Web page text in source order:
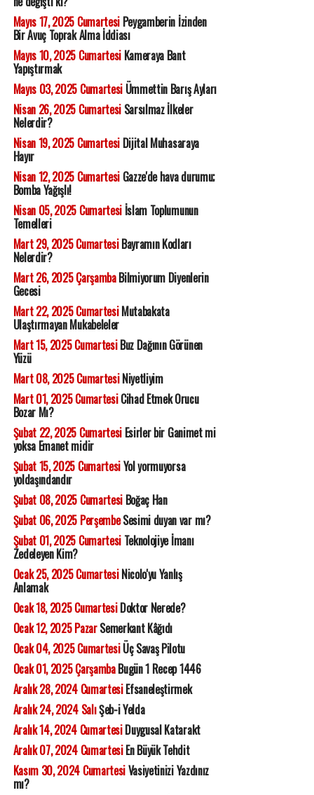
Mayıs 17, 2025 CumartesiPeygamberin İzinden
Bir Avuç Toprak Alma İddiası
Mayıs 10, 2025 CumartesiKameraya Bant
Yapıştırmak
Mayıs 03, 2025 CumartesiÜmmettin Barış Ayları
Nisan 26, 2025 CumartesiSarsılmaz İlkeler
Nelerdir?
Nisan 19, 2025 CumartesiDijital Muhasaraya
Hayır
Nisan 12, 2025 CumartesiGazze'de hava durumu;
Bomba Yağışlı!
Nisan 05, 2025 Cumartesiİslam Toplumunun
Temelleri
Mart 29, 2025 CumartesiBayramın Kodları
Nelerdir?
Mart 26, 2025 ÇarşambaBilmiyorum Diyenlerin
Gecesi
Mart 22, 2025 CumartesiMutabakata
Ulaştırmayan Mukabeleler
Mart 15, 2025 CumartesiBuz Dağının Görünen
Yüzü
Mart 08, 2025 CumartesiNiyetliyim
Mart 01, 2025 CumartesiCihad Etmek Orucu
Bozar Mı?
Şubat 22, 2025 CumartesiEsirler bir Ganimet mi
yoksa Emanet midir
Şubat 15, 2025 CumartesiYol yormuyorsa
yoldaşındandır
Şubat 08, 2025 CumartesiBoğaç Han
Şubat 06, 2025 PerşembeSesimi duyan var mı?
Şubat 01, 2025 CumartesiTeknolojiye İmanı
Zedeleyen Kim?
Ocak 25, 2025 CumartesiNicolo'yu Yanlış
Anlamak
Ocak 18, 2025 CumartesiDoktor Nerede?
Ocak 12, 2025 PazarSemerkant Kâğıdı
Ocak 04, 2025 CumartesiÜç Savaş Pilotu
Ocak 01, 2025 ÇarşambaBugün 1 Recep 1446
Aralık 28, 2024 CumartesiEfsaneleştirmek
Aralık 24, 2024 SalıŞeb-i Yelda
Aralık 14, 2024 CumartesiDuygusal Katarakt
Aralık 07, 2024 CumartesiEn Büyük Tehdit
Kasım 30, 2024 CumartesiVasiyetinizi Yazdınız
mı?